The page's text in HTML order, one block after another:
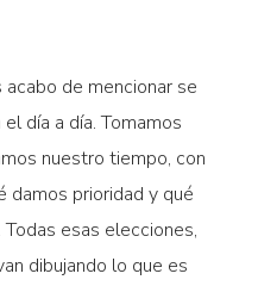
de mencionar se
día a día. Tomamos
nuestro tiempo, con
damos prioridad y qué
esas elecciones,
dibujando lo que es